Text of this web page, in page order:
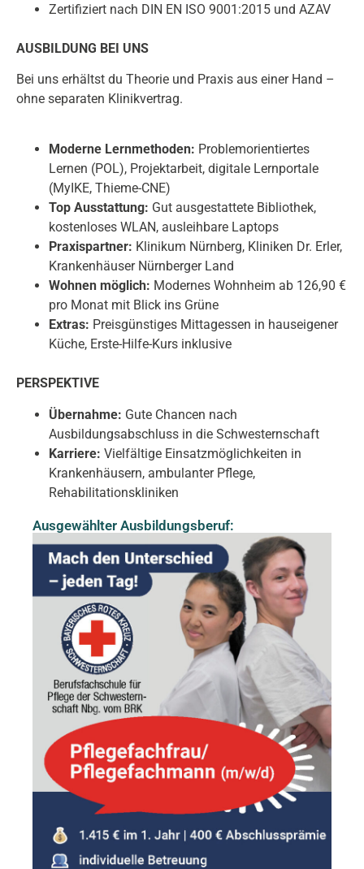
Zertifiziert nach DIN EN ISO 9001:2015 und AZAV
AUSBILDUNG BEI UNS
Bei uns erhältst du Theorie und Praxis aus einer Hand –
ohne separaten Klinikvertrag.
Moderne Lernmethoden: Problemorientiertes
Lernen (POL), Projektarbeit, digitale Lernportale
(MyIKE, Thieme-CNE)
Top Ausstattung: Gut ausgestattete Bibliothek,
kostenloses WLAN, ausleihbare Laptops
Praxispartner: Klinikum Nürnberg, Kliniken Dr. Erler,
Krankenhäuser Nürnberger Land
Wohnen möglich: Modernes Wohnheim ab 126,90 €
pro Monat mit Blick ins Grüne
Extras: Preisgünstiges Mittagessen in hauseigener
Küche, Erste-Hilfe-Kurs inklusive
PERSPEKTIVE
Übernahme: Gute Chancen nach
Ausbildungsabschluss in die Schwesternschaft
Karriere: Vielfältige Einsatzmöglichkeiten in
Krankenhäusern, ambulanter Pflege,
Rehabilitationskliniken
Ausgewählter Ausbildungsberuf: